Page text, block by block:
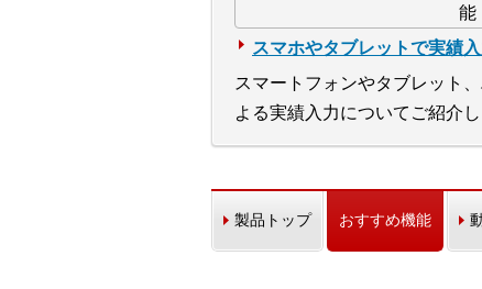
スマホやタブレットで実績
スマートフォンやタブレット
よる実績入力についてご紹介し
製品トップ おすすめ機能